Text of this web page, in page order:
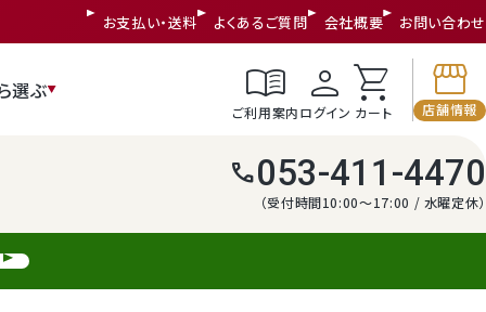
お支払い・送料 よくあるご質問 会社概要 お問い合わせ
選ぶ menu_book
ご利用案内
person
ログイン
shopping_cart
カート
storefront
店舗情報
call053-411-4470
（受付時間10:00～17:00 / 水曜定休）